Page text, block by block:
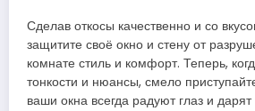
Сделав откосы качественно и со
защитите своё окно и стену от
комнате стиль и комфорт. Теперь,
тонкости и нюансы, смело
ваши окна всегда радуют глаз и дарят